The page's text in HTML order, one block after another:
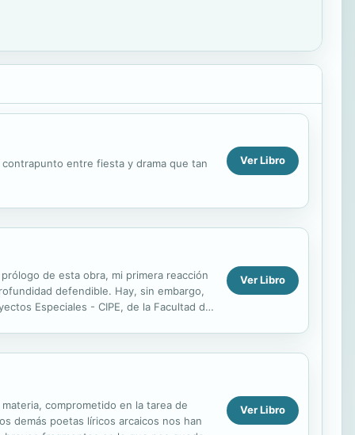
entre fiesta y drama que tan Ver Libro
de esta obra, mi primera reacción
defendible. Hay, sin embargo,
Especiales - CIPE, de la Facultad de
Ver Libro
comprometido en la tarea de
demás poetas líricos arcaicos nos han
Ver Libro